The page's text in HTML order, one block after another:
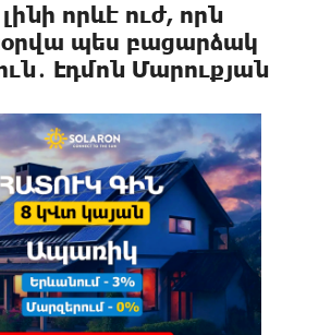
որևէ ուժ, որն
պես բացարձակ
Էդմոն Մարուքյան